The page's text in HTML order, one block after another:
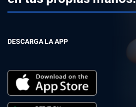
DESCARGA LA APP